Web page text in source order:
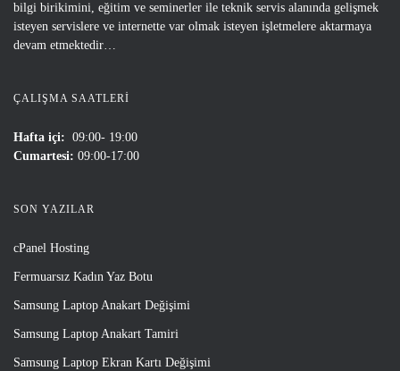
bilgi birikimini, eğitim ve seminerler ile teknik servis alanında gelişmek
isteyen servislere ve internette var olmak isteyen işletmelere aktarmaya
devam etmektedir…
ÇALIŞMA SAATLERI
Hafta içi: 09:00- 19:00
Cumartesi: 09:00-17:00
SON YAZILAR
cPanel Hosting
Fermuarsız Kadın Yaz Botu
Samsung Laptop Anakart Değişimi
Samsung Laptop Anakart Tamiri
Samsung Laptop Ekran Kartı Değişimi